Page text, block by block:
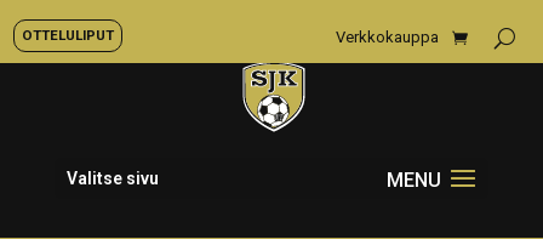
OTTELULIPUT Verkkokauppa
Valitse sivu